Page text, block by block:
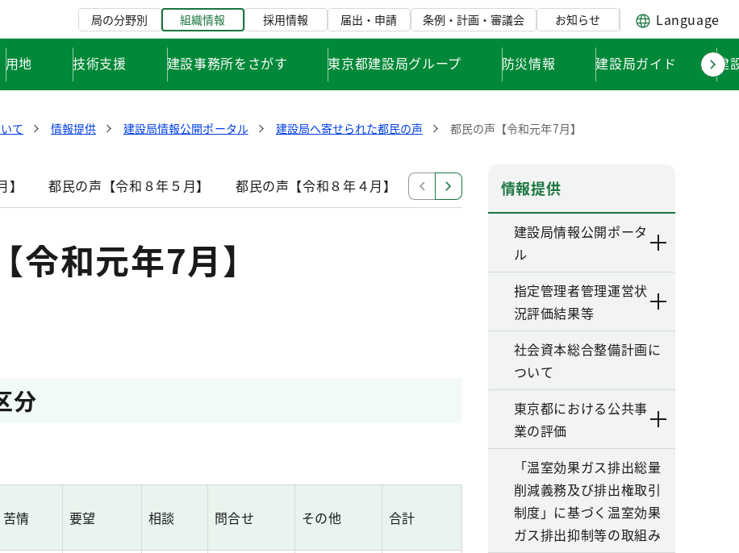
局の分野別 組織情報 採用情報 届出・申請 条例・計画・審議会 お知らせ Language
用地 技術支援 建設事務所をさがす 東京都建設局グループ 防災情報 建設局ガイド 建
て 情報提供 建設局情報公開ポータル 建設局へ寄せられた都民の声 都民の声【令和元年7月】
都民の声【令和８年５月】 都民の声【令和８年４月】 都民の声【令和８年３月】
令和元年7月】
分
苦情 要望 相談 問合せ その他 合計
情報提供
建設局情報公開ポータ
ル
指定管理者管理運営状
況評価結果等
社会資本総合整備計画に
ついて
東京都における公共事
業の評価
「温室効果ガス排出総量
削減義務及び排出権取引
制度」に基づく温室効果
ガス排出抑制等の取組み